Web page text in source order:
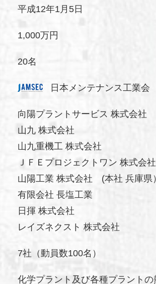
平成12年1月5日
1,000万円
20名
日本メンテナンス工業
向陽プラントサービス 株式会社
山九 株式会社
山九重機工 株式会社
ＪＦＥプロジェクトワン 株式会社
山陽工業 株式会社 (本社 兵庫県）
有限会社 長塩工業
日揮 株式会社
レイズネクスト 株式会社
7社（動員数100名）
化学プラント及び各種プラント